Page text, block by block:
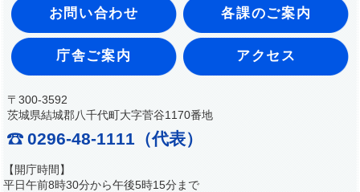
お問い合わせ 各課のご案内
庁舎ご案内 アクセス
〒300-3592
茨城県結城郡八千代町大字菅谷1170番地
0296-48-1111（代表）
【開庁時間】
平日午前8時30分から午後5時15分まで